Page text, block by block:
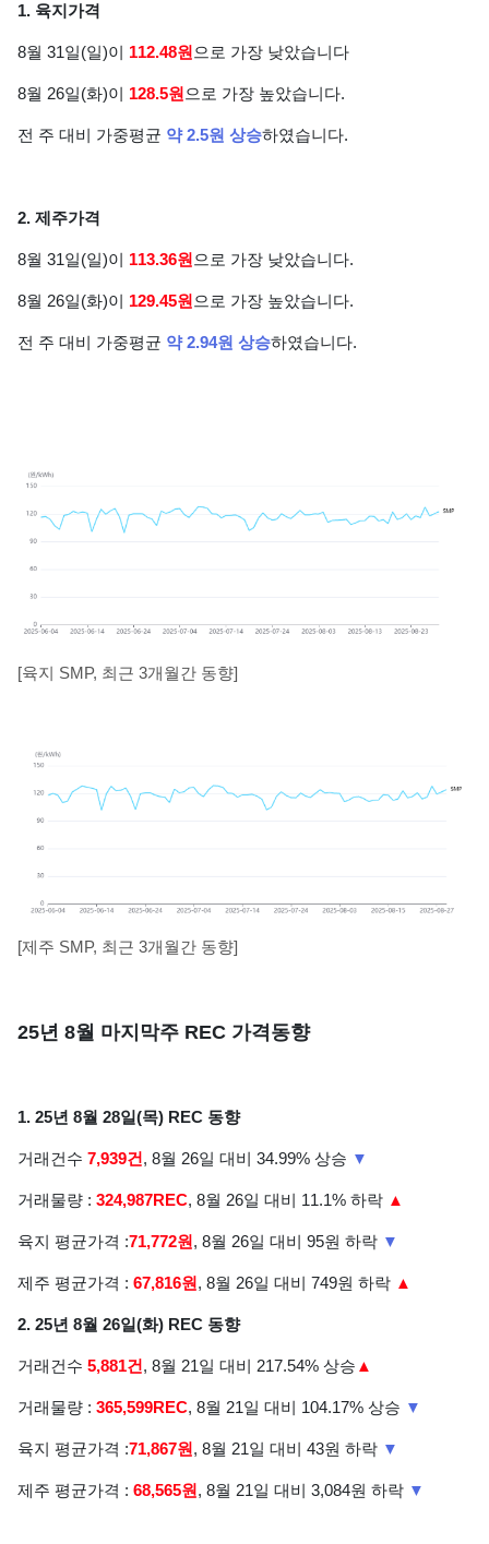
1. 육지가격
8월 31일(일)이 112.48원 으로 가장 낮았습니다
8월 26일(화)이 128.5원 으로 가장 높았습니다.
전 주 대비 가중평균 약 2.5원 상승하였습니다.
2. 제주가격
8월 31일(일)이 113.36원 으로 가장 낮았습니다.
8월 26일(화)이 129.45원 으로 가장 높았습니다.
전 주 대비 가중평균 약 2.94원 상승하였습니다.
[육지 SMP, 최근 3개월간 동향]
[제주 SMP, 최근 3개월간 동향]
25년 8월 마지막주 REC 가격동향
1. 25년 8월 28일(목) REC 동향
거래건수 7,939건, 8월 26일 대비 34.99% 상승 ▼
거래물량 : 324,987REC, 8월 26일 대비 11.1% 하락 ▲
육지 평균가격 :71,772원, 8월 26일 대비 95원 하락 ▼
제주 평균가격 : 67,816원, 8월 26일 대비 749원 하락 ▲
2. 25년 8월 26일(화) REC 동향
거래건수 5,881건, 8월 21일 대비 217.54% 상승 ▲
거래물량 : 365,599REC, 8월 21일 대비 104.17% 상승 ▼
육지 평균가격 :71,867원, 8월 21일 대비 43원 하락 ▼
제주 평균가격 : 68,565원, 8월 21일 대비 3,084원 하락 ▼